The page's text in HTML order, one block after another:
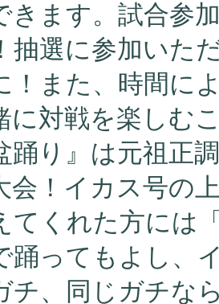
きます。試合参
抽選に参加いた
！また、時間に
に対戦を楽しむ
踊り』は元祖正
会！イカス号の
てくれた方には
踊ってもよし、
チ、同じガチな